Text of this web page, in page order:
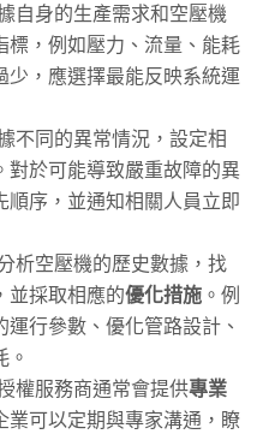
自身的生產需求和空壓機
標，例如壓力、流量、能耗
少，應選擇最能反映系統運
不同的異常情況，設定相
對於可能導致嚴重故障的異
順序，並通知相關人員立即
析空壓機的歷史數據，找
並採取相應的優化措施 。例
行參數、優化管路設計、
權服務商通常會提供專業
業可以定期與專家溝通，瞭